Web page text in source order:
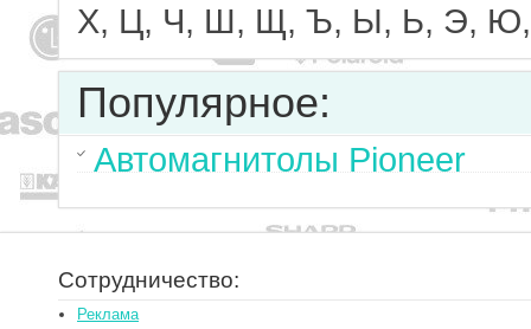
Х, Ц, Ч, Ш, Щ, Ъ, Ы, Ь, Э,
Популярное:
Автомагнитолы Pioneer
Сотрудничество:
Реклама